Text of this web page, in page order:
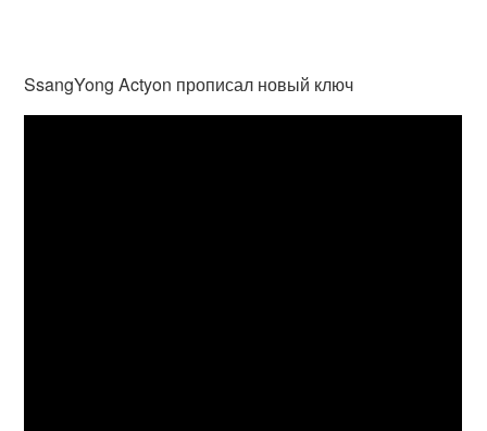
SsangYong Actyon прописал новый ключ